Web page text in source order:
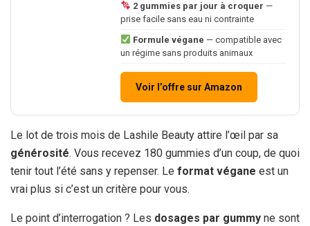
2 gummies par jour à croquer —
prise facile sans eau ni contrainte
Formule végane — compatible avec
un régime sans produits animaux
Voir l’offre sur Amazon
Le lot de trois mois de Lashile Beauty attire l’œil par sa
générosité. Vous recevez 180 gummies d’un coup, de quoi
tenir tout l’été sans y repenser. Le format végane est un
vrai plus si c’est un critère pour vous.
Le point d’interrogation ? Les dosages par gummy ne sont